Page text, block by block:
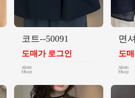
코트--50091
도매가 로그인
면
도